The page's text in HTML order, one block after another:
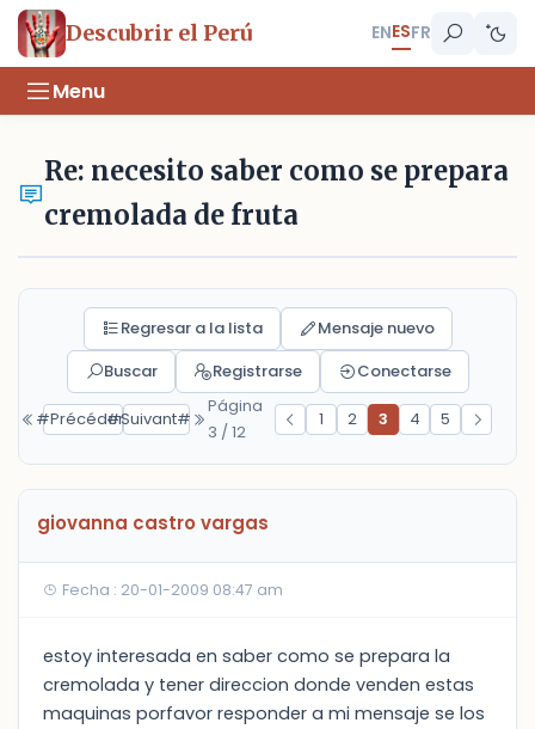
Descubrir el Perú ENESFR
Menu
Re: necesito saber como se prepara
cremolada de fruta
Regresar a la lista
Mensaje nuevo
Buscar
Registrarse Conectarse
#Précédent##Suivant#
Página
3 / 12
1 2 3 4 5
giovanna castro vargas
Fecha : 20-01-2009 08:47 am
estoy interesada en saber como se prepara la
cremolada y tener direccion donde venden estas
maquinas porfavor responder a mi mensaje se los